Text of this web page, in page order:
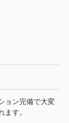
ョン完備で大変
ます。